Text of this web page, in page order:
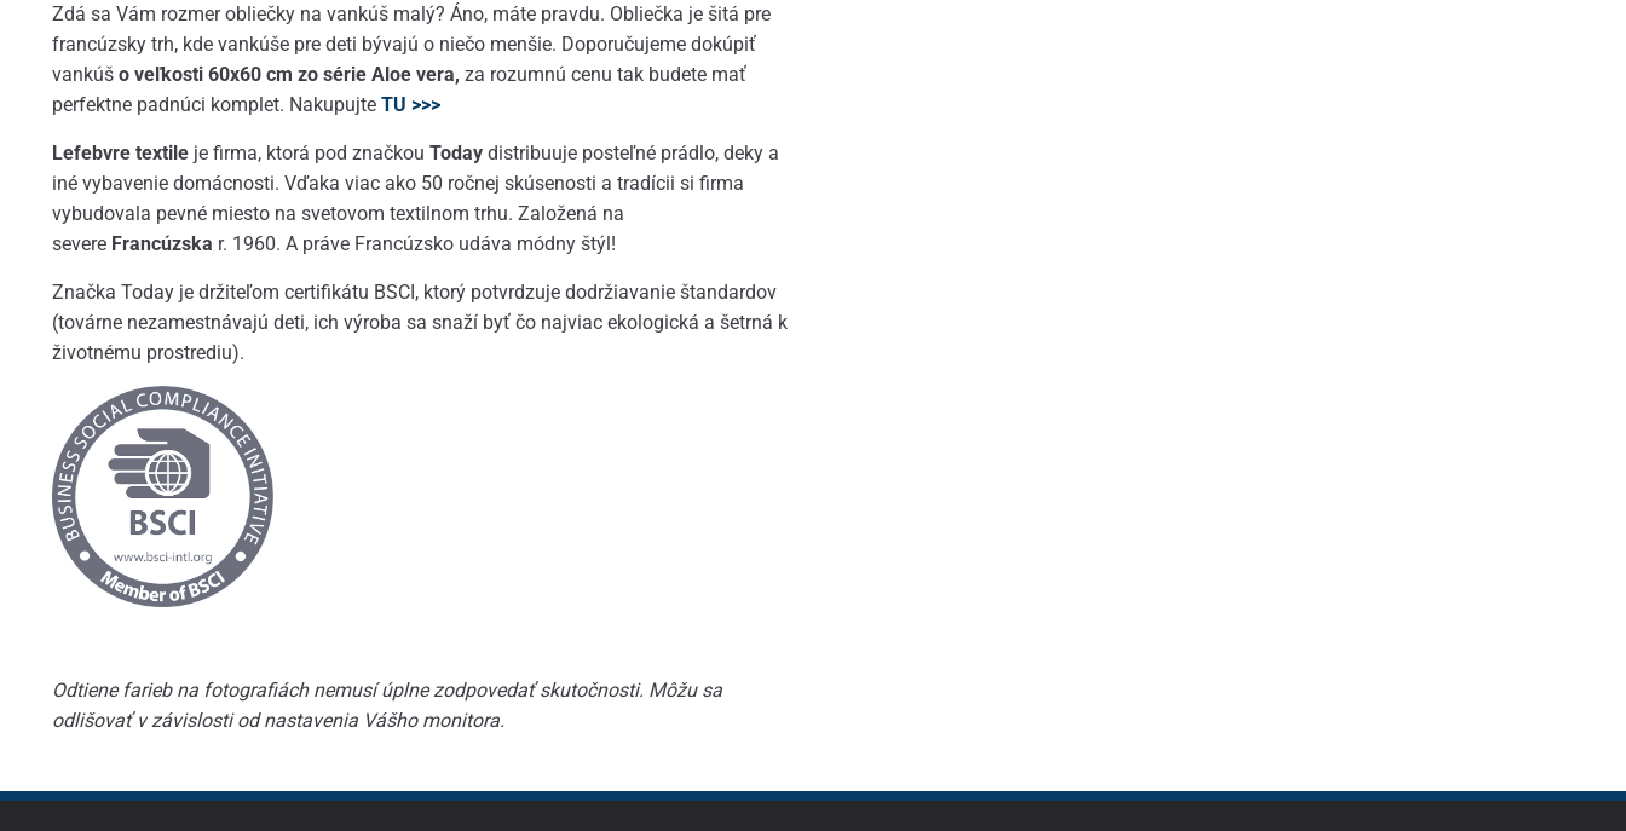
Zdá sa Vám rozmer obliečky na vankúš malý? Áno, máte pravdu. Obliečka je šitá pre
francúzsky trh, kde vankúše pre deti bývajú o niečo menšie. Doporučujeme dokúpiť
vankúšo veľkosti 60x60 cm zo série Aloe vera, za rozumnú cenu tak budete mať
perfektne padnúci komplet. Nakupujte TU >>>
Lefebvre textile je firma, ktorá pod značkou Today distribuuje posteľné prádlo, deky a
iné vybavenie domácnosti. Vďaka viac ako 50 ročnej skúsenosti a tradícii si firma
vybudovala pevné miesto na svetovom textilnom trhu. Založená na
severe Francúzska r. 1960. A práve Francúzsko udáva módny štýl!
Značka Today je držiteľom certifikátu BSCI, ktorý potvrdzuje dodržiavanie štandardov
(továrne nezamestnávajú deti, ich výroba sa snaží byť čo najviac ekologická a šetrná k
životnému prostrediu).
Odtiene farieb na fotografiách nemusí úplne zodpovedať skutočnosti. Môžu sa
odlišovať v závislosti od nastavenia Vášho monitora.